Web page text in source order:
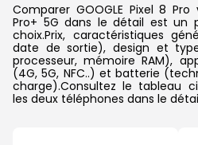
Comparer GOOGLE Pixel 8 Pro
Pro+ 5G dans le détail est un
choix.Prix, caractéristiques
date de sortie), design et
processeur, mémoire RAM),
(4G, 5G, NFC..) et batterie
charge).Consultez le tableau
les deux téléphones dans le